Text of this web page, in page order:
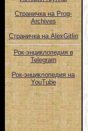
Страничка на Prog-
Archives
Страничка на AlexGitlin
Рок-энциклопедия в
Telegram
Рок-энциклопедия на
YouTube